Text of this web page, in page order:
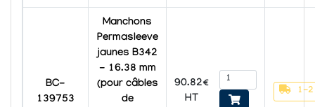
BC-
139753
Manchons
Permasleeve
jaunes B342
- 16.38 mm
(pour câbles
de
90.82€
HT
1-